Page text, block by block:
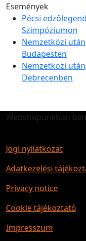
Események
Pécsi
Szimpóziumon
Nemzetközi
Budapesten
Nemzetközi
Debrecenben
Webshopunkban
Jogi nyilatkozat
Adatkezelési
Privacy notice
Cookie tájékoztató
Impresszum